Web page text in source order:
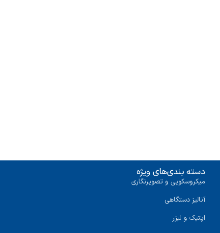
دسته بندی‌های ویژه
میکروسکوپی و تصویرنگاری
آنالیز دستگاهی
اپتیک و لیزر